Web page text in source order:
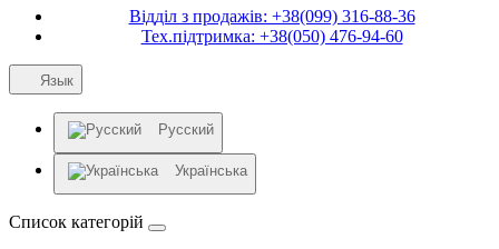
Відділ з продажів: +38(099) 316-88-36
Тех.підтримка: +38(050) 476-94-60
Язык
Русский
Українська
Список категорій